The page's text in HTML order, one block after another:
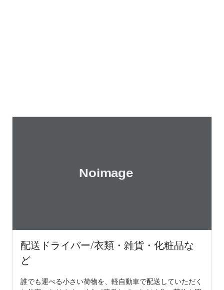
配送ドライバー/衣類・雑貨・化粧品な
ど
誰でも運べる小さい荷物を、軽自動車で配送していただく